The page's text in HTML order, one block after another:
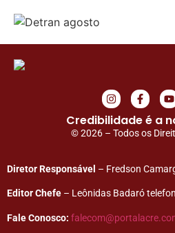
Credibilidade é a
© 2026 – Todos os
Diretor Responsável – Fredson
Editor Chefe – Leônidas Badaró
Fale Conosco: